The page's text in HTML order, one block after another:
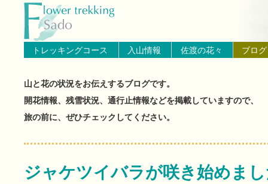
ブログ（佐渡島の山と花の状
トレッキングコース 入山情報 佐渡の花々 ブログ
山と花の状況をお伝えするブログです。
開花情報、残雪状況、通行止情報などを掲載していますので、
旅の前に、ぜひチェックしてください。
ジャケツイバラが咲き始めま
トップページへ戻る